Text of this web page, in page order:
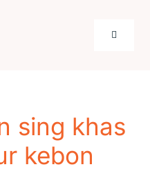
Pandhu
produk
sing khas
kebon